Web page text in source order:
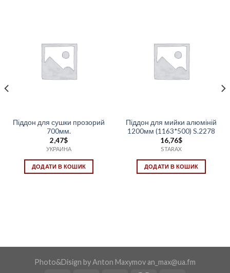
Піддон для сушки прозорий
700мм.
2,47$
УКРАИНА
ДОДАТИ В КОШИК
Піддон для мийки алюміній
1200мм (1163*500) S.2278
16,76$
STARAX
ДОДАТИ В КОШИК
Photo&Disign by Anton Maxymov an_max@ua.fm